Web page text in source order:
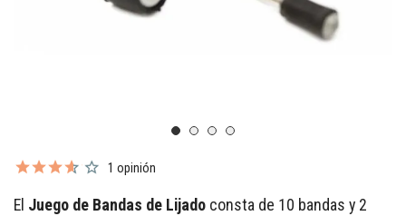
1 opinión
El Juego de Bandas de Lijado consta de 10 bandas y 2